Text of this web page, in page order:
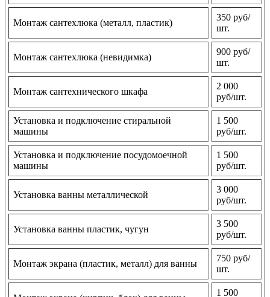
Монтаж сантехлюка (металл, пластик)
350 руб/
шт.
Монтаж сантехлюка (невидимка)
900 руб/
шт.
Монтаж сантехнического шкафа
2 000
руб/шт.
Установка и подключение стиральной
машины
1 500
руб/шт.
Установка и подключение посудомоечной
машины
1 500
руб/шт.
Установка ванны металлической
3 000
руб/шт.
Установка ванны пластик, чугун
3 500
руб/шт.
Монтаж экрана (пластик, металл) для ванны
750 руб/
шт.
1 500